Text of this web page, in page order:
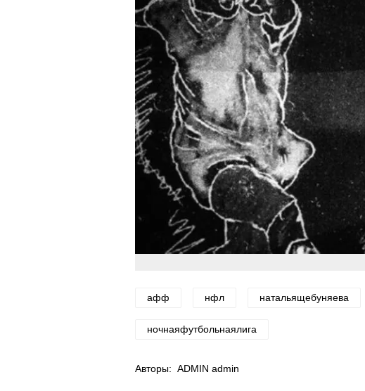
афф нфл натальящебуняева
ночнаяфутбольнаялига
Авторы: ADMIN admin